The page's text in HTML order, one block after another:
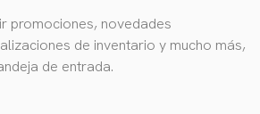
promociones, novedades
de inventario y mucho más,
de entrada.